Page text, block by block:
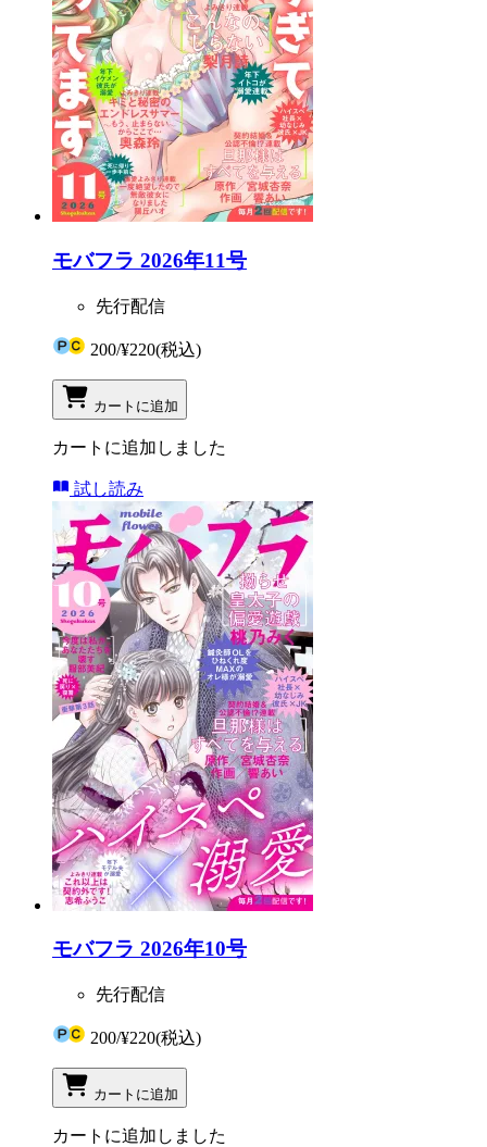
モバフラ 2026年11号
先行配信
200/¥220(税込)
カートに追加
カートに追加しました
試し読み
モバフラ 2026年10号
先行配信
200/¥220(税込)
カートに追加
カートに追加しました